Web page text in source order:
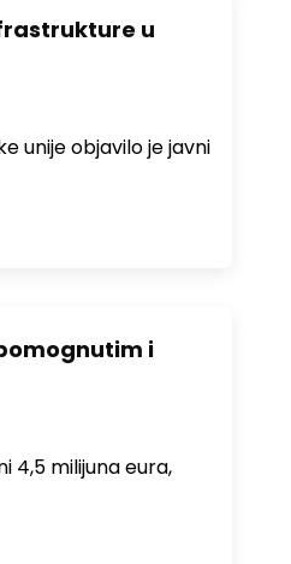
u
unije objavilo je javni
i
4,5 milijuna eura,